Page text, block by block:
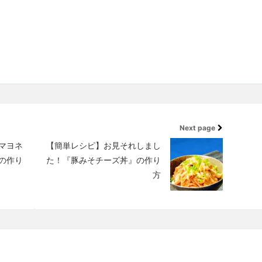
ヨネ
作り
Next page
【簡単レシピ】お見それしまし
た！『豚みそチーズ丼』の作り
方